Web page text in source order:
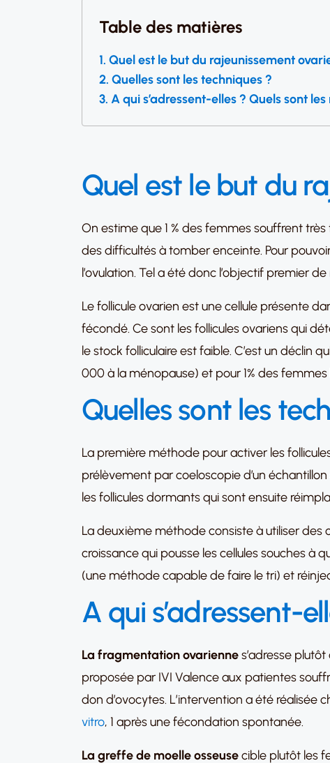
Table des matières
Quel est le but du rajeunissement
Quelles sont les techniques ?
A qui s’adressent-elles ? Quels sont
Quel est le but du
On estime que 1 % des femmes souffrent
des difficultés à tomber enceinte. Pour
l’ovulation. Tel a été donc l’objectif premier
Le follicule ovarien est une cellule présente
fécondé. Ce sont les follicules ovariens qui
le stock folliculaire est faible. C’est un déclin
000 à la ménopause) et pour 1% des
Quelles sont les
La première méthode pour activer les
prélèvement par coeloscopie d’un
les follicules dormants qui sont ensuite
La deuxième méthode consiste à utiliser des
croissance qui pousse les cellules souches à
(une méthode capable de faire le tri) et
A qui s’adressent-
La fragmentation ovariennes’adresse
proposée par IVI Valence aux patientes
don d’ovocytes. L’intervention a été
vitro, 1 après une fécondation spontanée.
La greffe de moelle osseusecible plutôt les